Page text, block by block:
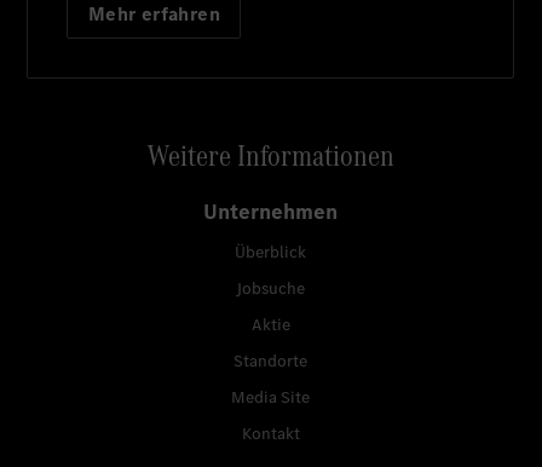
Mehr erfahren
Weitere Informationen
Unternehmen
Überblick
Jobsuche
Aktie
Standorte
Media Site
Kontakt